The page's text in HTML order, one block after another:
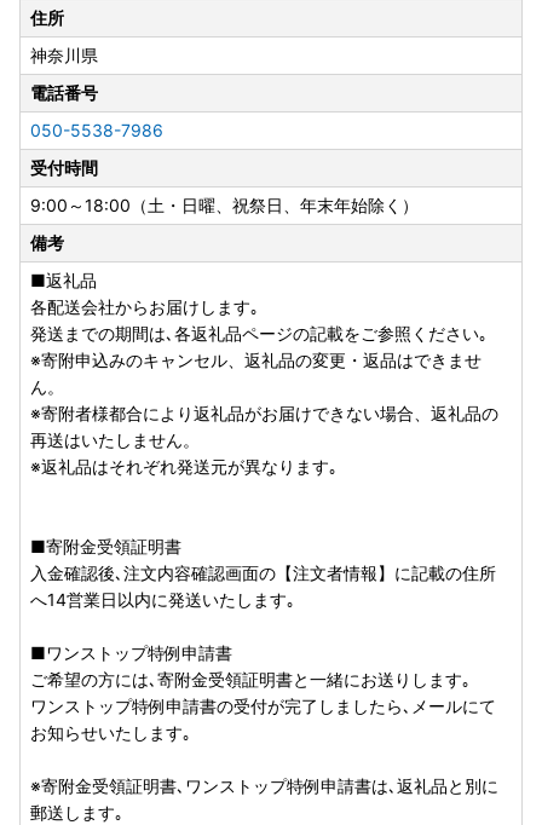
望の方は、下記をご確認ください。
【ふるまどについて】
「ふるまど」では、複数回の寄附や複数自治体様へのワンス
トップ特例申請をまとめて行うことができます。
ぜひ会員登録の上ご活用くださいませ。
下記リンクよりオンライン申請サービス「ふるまど」をご利
用いただけます。
【ふるまどリンク】
https://furumado.jp/
【ご利用手順】
---------------------------
2.「ふるまど」に新規アカウント登録
3.寄附情報を登録
4.ワンストップ特例申請を実施
5.マイナンバーカードで暗証番号を入力
6.申請完了
-----------------------------------------
れている場合、現在は同マイページ上で申請状況をご確認い
ただけない状態となっております。
ご不便をおかけしておりますこと、誠に申し訳ございませ
ん。
申請がお済みの方につきましては、申請時に申請完了メール
が送信されておりますので、そちらにて受付完了をご確認い
住所
神奈川県
電話番号
050-5538-7986
受付時間
9:00～18:00（土・日曜、祝祭日、年末年始除く）
備考
■返礼品
各配送会社からお届けします｡
発送までの期間は､各返礼品ページの記載をご参照ください｡
※寄附申込みのキャンセル、返礼品の変更・返品はできませ
ん。
※寄附者様都合により返礼品がお届けできない場合、返礼品の
再送はいたしません。
※返礼品はそれぞれ発送元が異なります｡
■寄附金受領証明書
入金確認後､注文内容確認画面の【注文者情報】に記載の住所
へ14営業日以内に発送いたします｡
■ワンストップ特例申請書
ご希望の方には､寄附金受領証明書と一緒にお送りします｡
ワンストップ特例申請書の受付が完了しましたら､メールにて
お知らせいたします｡
※寄附金受領証明書､ワンストップ特例申請書は､返礼品と別に
郵送します｡